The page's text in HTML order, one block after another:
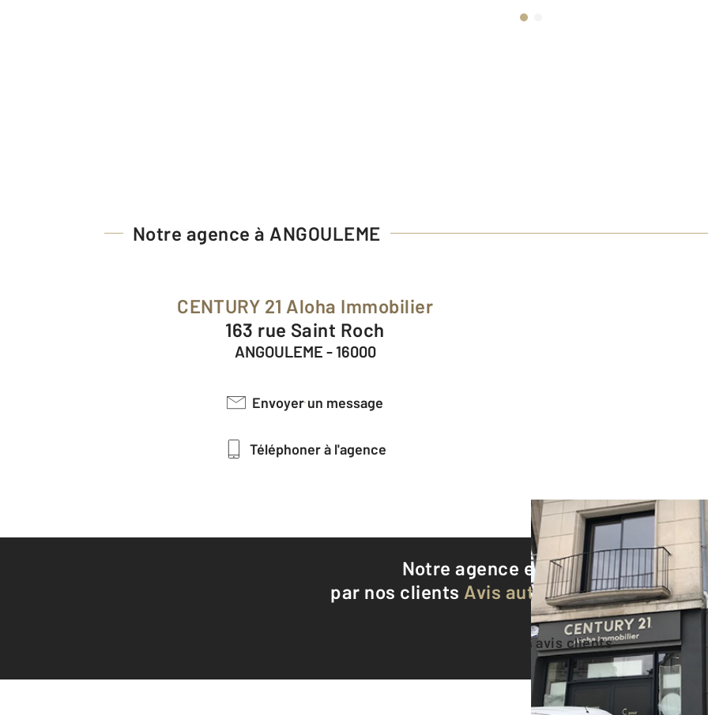
Notre agence à ANGOULEME
CENTURY 21 Aloha Immobilier
163 rue Saint Roch
ANGOULEME - 16000
Envoyer un message
Téléphoner à l'agence
Notre agence est notée9,1/10
par nos clients Avis authentifiés par
Voir tous les avis clients